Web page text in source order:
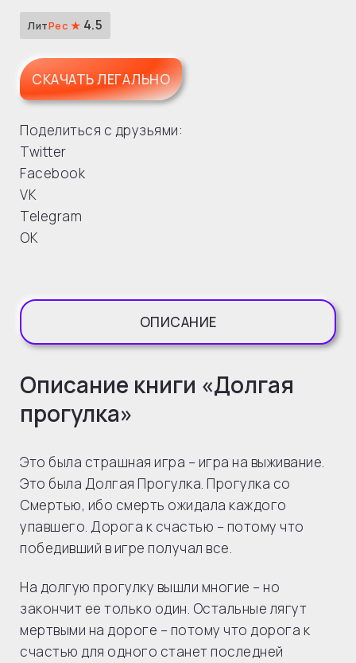
ЛитРес ★ 4.5
СКАЧАТЬ ЛЕГАЛЬНО
Поделиться с друзьями:
Twitter
Facebook
VK
Telegram
OK
ОПИСАНИЕ
Описание книги «Долгая
прогулка»
Это была страшная игра – игра на выживание.
Это была Долгая Прогулка. Прогулка со
Смертью, ибо смерть ожидала каждого
упавшего. Дорога к счастью – потому что
победивший в игре получал все.
На долгую прогулку вышли многие – но
закончит ее только один. Остальные лягут
мертвыми на дороге – потому что дорога к
счастью для одного станет последней